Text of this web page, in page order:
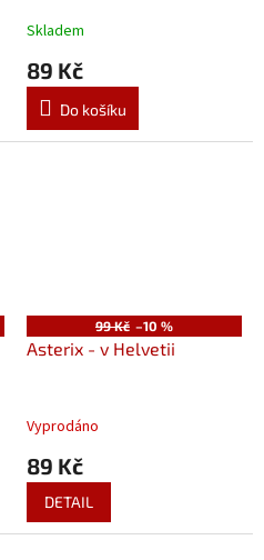
Skladem
89 Kč
Do košíku
99 Kč –10 %
Asterix - v Helvetii
Vyprodáno
89 Kč
DETAIL